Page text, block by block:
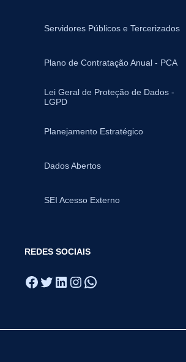
Servidores Públicos e Tercerizados
Plano de Contratação Anual - PCA
Lei Geral de Proteção de Dados -
LGPD
Planejamento Estratégico
Dados Abertos
SEI Acesso Externo
REDES SOCIAIS
Facebook
Twitter
LinkedIn
Instagram
WhatsApp